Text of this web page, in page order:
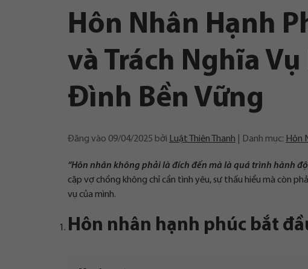
Hôn Nhân Hạnh
và Trách Nghĩa
Đình Bền Vững
Đăng vào 09/04/2025 bởi Luật Thiên Thanh Danh mục: Hôn
“Hôn nhân không phải là đích đến mà là quá trình hành
cặp vợ chồng không chỉ cần tình yêu, sự thấu hiểu mà còn
vụ của mình.
Hôn nhân hạnh phúc bắt